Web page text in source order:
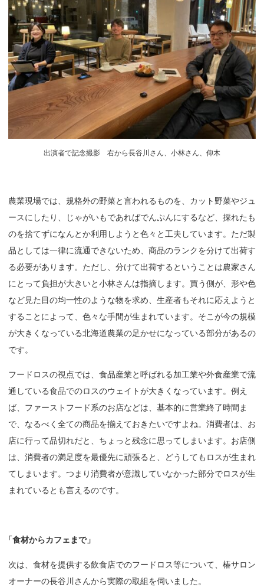
出演者で記念撮影 右から長谷川さん、小林さん、仰木
農業現場では、規格外の野菜と言われるものを、カット野菜やジュ
ースにしたり、じゃがいもであればでんぷんにするなど、採れたも
のを捨てずになんとか利用しようと色々と工夫しています。ただ製
品としては一律に流通できないため、商品のランクを分けて出荷す
る必要があります。ただし、分けて出荷するということは農家さん
にとって負担が大きいと小林さんは指摘します。買う側が、形や色
など見た目の均一性のような物を求め、生産者もそれに応えようと
することによって、色々な手間が生まれています。そこが今の規模
が大きくなっている北海道農業の足かせになっている部分があるの
です。
フードロスの視点では、食品産業と呼ばれる加工業や外食産業で流
通している食品でのロスのウェイトが大きくなっています。例え
ば、ファーストフード系のお店などは、基本的に営業終了時間ま
で、なるべく全ての商品を揃えておきたいですよね。消費者は、お
店に行って品切れだと、ちょっと残念に思ってしまいます。お店側
は、消費者の満足度を最優先に頑張ると、どうしてもロスが生まれ
てしまいます。つまり消費者が意識していなかった部分でロスが生
まれているとも言えるのです。
「食材からカフェまで」
次は、食材を提供する飲食店でのフードロス等について、椿サロン
オーナーの長谷川さんから実際の取組を伺いました。